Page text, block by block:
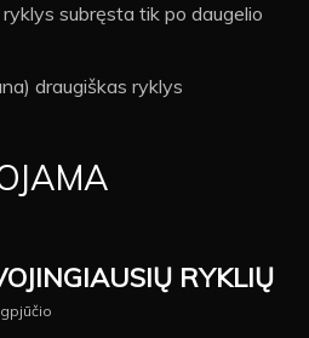
subręsta tik po daugelio
draugiškas ryklys
RYKLIŲ